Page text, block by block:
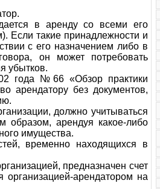
в аренду со всеми его
Если такие принадлежности и
с его назначением либо в
он может потребовать
убытков.
года №66 «Обзор практики
арендатору без документов,
должно учитываться
образом, арендуя какое-либо
имущества.
временно находящихся в
предназначен счет
арендатором на